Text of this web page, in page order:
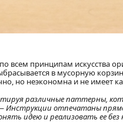
всем принципам искусства
в мусорную
но неэкономна и не имеет
различные паттерны,
Инструкции отпечатаны
идею и реализовать ее без